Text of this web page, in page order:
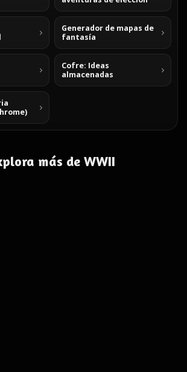
Generador de mapas de
fantasía
Cofre: Ideas
almacenadas
más de WWII